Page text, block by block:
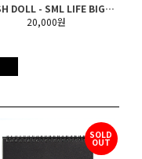
PLUSH DOLL - SML LIFE BIGMON (S, M, L)
20,000원
SOLD
OUT